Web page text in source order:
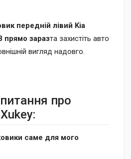
передній лівий Kia
прямо заразта захистіть авто
вигляд надовго.
про
саме для мого